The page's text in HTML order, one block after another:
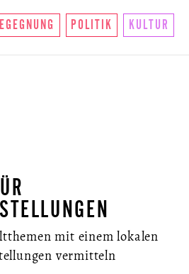
WANDEL
VEREIN
KONTAKT
NEWSLETTER
POLITIK KULTUR
mit einem lokalen
vermitteln